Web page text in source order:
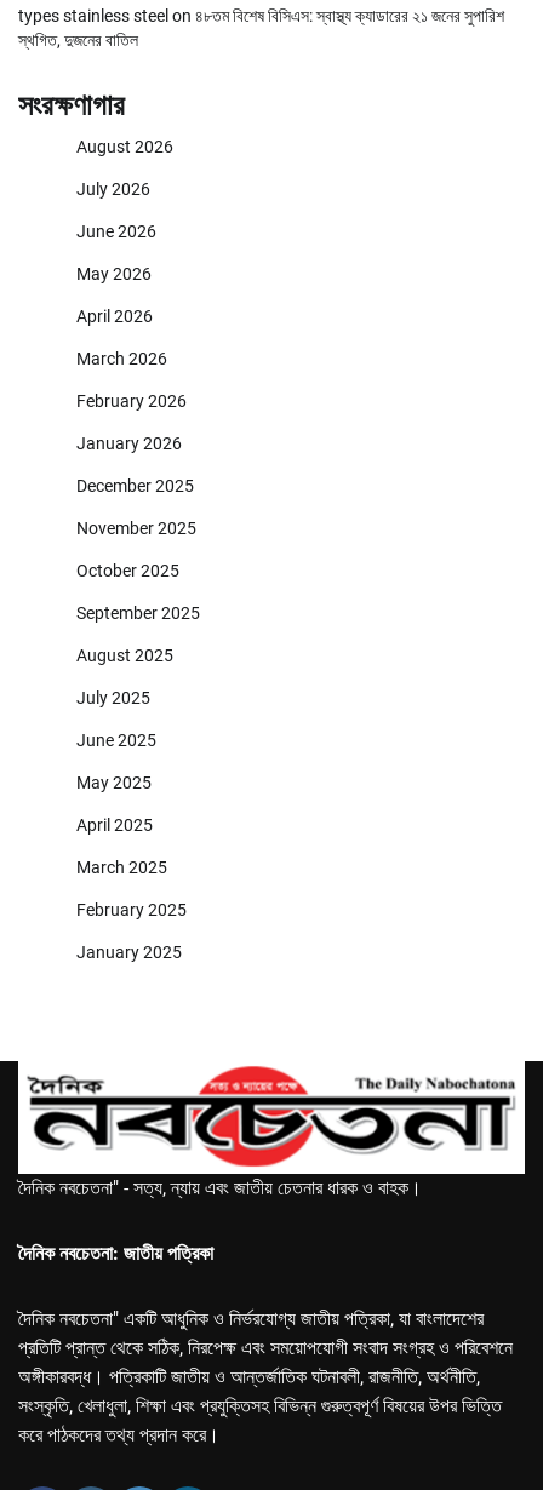
types stainless steel on ৪৮তম বিশেষ বিসিএস: স্বাস্থ্য ক্যাডারের ২১ জনের সুপারিশ
স্থগিত, দুজনের বাতিল
সংরক্ষণাগার
August 2026
July 2026
June 2026
May 2026
April 2026
March 2026
February 2026
January 2026
December 2025
November 2025
October 2025
September 2025
August 2025
July 2025
June 2025
May 2025
April 2025
March 2025
February 2025
January 2025
দৈনিক নবচেতনা" - সত্য, ন্যায় এবং জাতীয় চেতনার ধারক ও বাহক।
দৈনিক নবচেতনা: জাতীয় পত্রিকা
দৈনিক নবচেতনা" একটি আধুনিক ও নির্ভরযোগ্য জাতীয় পত্রিকা, যা বাংলাদেশের
প্রতিটি প্রান্ত থেকে সঠিক, নিরপেক্ষ এবং সময়োপযোগী সংবাদ সংগ্রহ ও পরিবেশনে
অঙ্গীকারবদ্ধ। পত্রিকাটি জাতীয় ও আন্তর্জাতিক ঘটনাবলী, রাজনীতি, অর্থনীতি,
সংস্কৃতি, খেলাধুলা, শিক্ষা এবং প্রযুক্তিসহ বিভিন্ন গুরুত্বপূর্ণ বিষয়ের উপর ভিত্তি
করে পাঠকদের তথ্য প্রদান করে।